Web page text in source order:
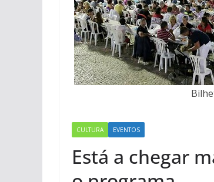
CULTURA EVENTOS
Está a chegar